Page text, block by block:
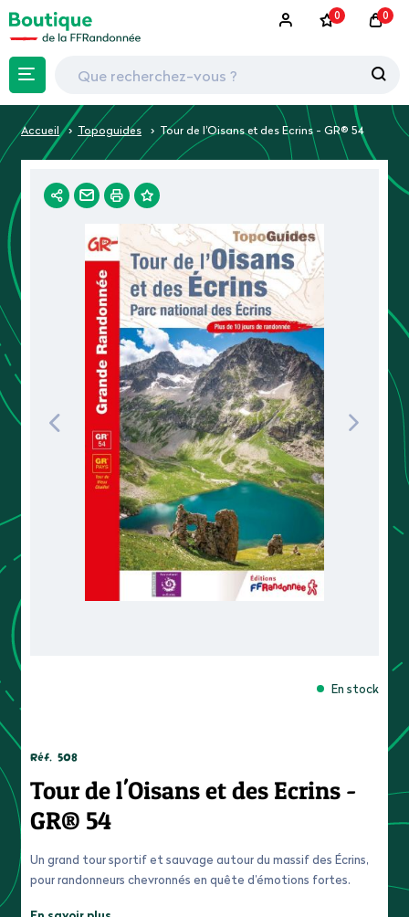
0 0
Accueil Topoguides Tour de l'Oisans et des Ecrins - GR® 54
En stock
Réf. 508
Tour de l'Oisans et des Ecrins -
GR® 54
Un grand tour sportif et sauvage autour du massif des Écrins,
pour randonneurs chevronnés en quête d’émotions fortes.